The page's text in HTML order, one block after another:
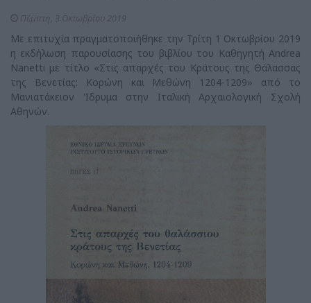
Με επιτυχία πραγματοποιήθηκε την Τρίτη 1 Οκτωβρίου 2019
η εκδήλωση παρουσίασης του βιβλίου του Καθηγητή Andrea
Nanetti με τίτλο «Στις απαρχές του Κράτους της Θάλασσας
της Βενετίας: Κορώνη και Μεθώνη 1204-1209» από το
Μανιατάκειον Ίδρυμα στην Ιταλική Αρχαιολογική Σχολή
Αθηνών.